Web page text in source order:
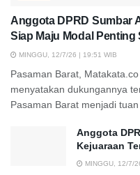
Anggota DPRD Sumbar
Siap Maju Modal
MINGGU, 12/7/26 | 19:51 WIB
Pasaman Barat,
menyatakan dukungannya
Pasaman Barat menjadi tuan
Anggota
Kejuaraan
MINGGU, 12/7/